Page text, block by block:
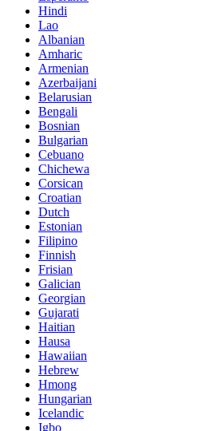
Hindi
Lao
Albanian
Amharic
Armenian
Azerbaijani
Belarusian
Bengali
Bosnian
Bulgarian
Cebuano
Chichewa
Corsican
Croatian
Dutch
Estonian
Filipino
Finnish
Frisian
Galician
Georgian
Gujarati
Haitian
Hausa
Hawaiian
Hebrew
Hmong
Hungarian
Icelandic
Igbo